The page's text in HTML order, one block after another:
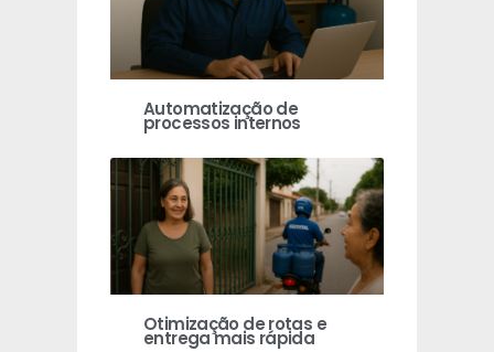
Automatização de
processos internos
Otimização de rotas e
entrega mais rápida